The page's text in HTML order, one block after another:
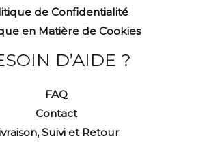
de Confidentialité
en Matière de Cookies
D’AIDE ?
FAQ
Contact
Suivi et Retour